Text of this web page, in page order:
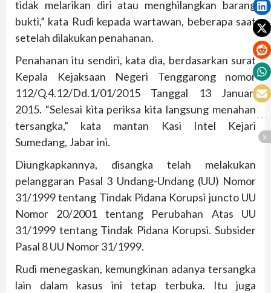
tidak melarikan diri atau menghilangkan barang
bukti,” kata Rudi kepada wartawan, beberapa saat
setelah dilakukan penahanan.
Penahanan itu sendiri, kata dia, berdasarkan surat
Kepala Kejaksaan Negeri Tenggarong nomor
112/Q.4.12/Dd.1/01/2015 Tanggal 13 Januari
2015. “Selesai kita periksa kita langsung menahan
tersangka,” kata mantan Kasi Intel Kejari
Sumedang, Jabar ini.
Diungkapkannya, disangka telah melakukan
pelanggaran Pasal 3 Undang-Undang (UU) Nomor
31/1999 tentang Tindak Pidana Korupsi juncto UU
Nomor 20/2001 tentang Perubahan Atas UU
31/1999 tentang Tindak Pidana Korupsi. Subsider
Pasal 8 UU Nomor 31/1999.
Rudi menegaskan, kemungkinan adanya tersangka
lain dalam kasus ini tetap terbuka. Itu juga